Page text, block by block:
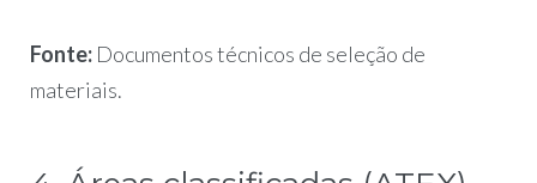
Fonte: Documentos técnicos de seleção de
materiais.